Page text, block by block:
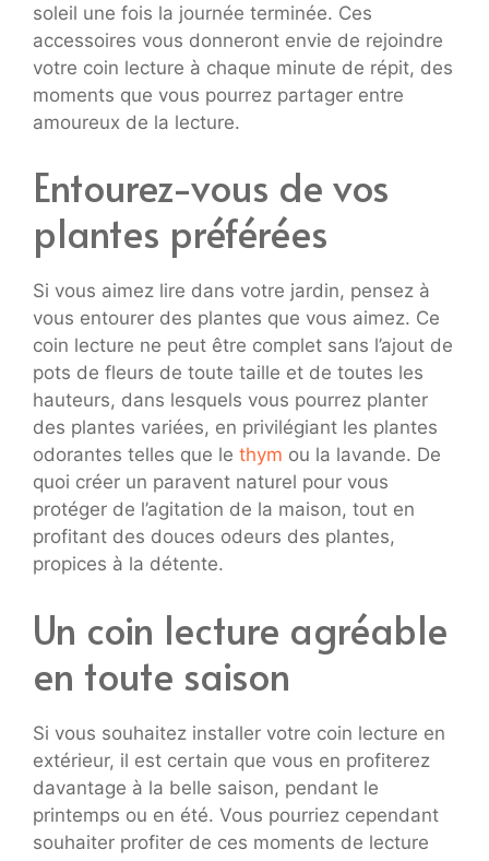
soleil une fois la journée terminée. Ces
accessoires vous donneront envie de rejoindre
votre coin lecture à chaque minute de répit, des
moments que vous pourrez partager entre
amoureux de la lecture.
Entourez-vous de vos
plantes préférées
Si vous aimez lire dans votre jardin, pensez à
vous entourer des plantes que vous aimez. Ce
coin lecture ne peut être complet sans l’ajout de
pots de fleurs de toute taille et de toutes les
hauteurs, dans lesquels vous pourrez planter
des plantes variées, en privilégiant les plantes
odorantes telles que le thym ou la lavande. De
quoi créer un paravent naturel pour vous
protéger de l’agitation de la maison, tout en
profitant des douces odeurs des plantes,
propices à la détente.
Un coin lecture agréable
en toute saison
Si vous souhaitez installer votre coin lecture en
extérieur, il est certain que vous en profiterez
davantage à la belle saison, pendant le
printemps ou en été. Vous pourriez cependant
souhaiter profiter de ces moments de lecture